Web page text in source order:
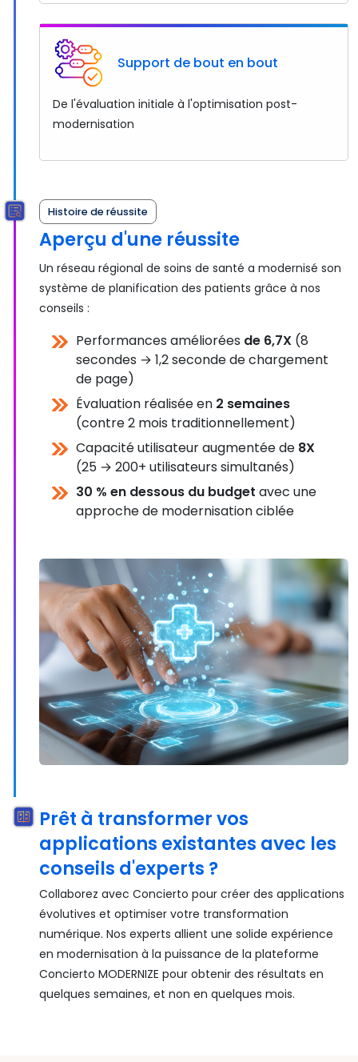
Support de bout en bout
De l'évaluation initiale à l'optimisation post-
modernisation
Histoire de réussite
Aperçu d'une réussite
Un réseau régional de soins de santé a modernisé son
système de planification des patients grâce à nos
conseils :
Performances améliorées de 6,7X (8
secondes → 1,2 seconde de chargement
de page)
Évaluation réalisée en 2 semaines
(contre 2 mois traditionnellement)
Capacité utilisateur augmentée de 8X
(25 → 200+ utilisateurs simultanés)
30 % en dessous du budget avec une
approche de modernisation ciblée
Prêt à transformer vos
applications existantes avec les
conseils d'experts ?
Collaborez avec Concierto pour créer des applications
évolutives et optimiser votre transformation
numérique. Nos experts allient une solide expérience
en modernisation à la puissance de la plateforme
Concierto MODERNIZE pour obtenir des résultats en
quelques semaines, et non en quelques mois.